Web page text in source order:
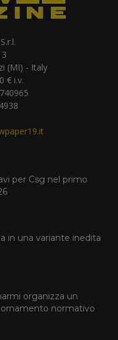
(MI) - Italy
€ i.v.
per Csg nel primo
in una variante inedita
organizza un
normativo